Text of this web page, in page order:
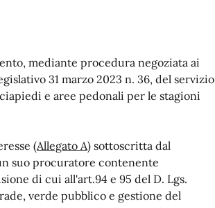
mediante procedura negoziata ai
31 marzo 2023 n. 36, del servizio
e aree pedonali per le stagioni
(Allegato A) sottoscritta dal
suo procuratore contenente
di cui all'art.94 e 95 del D. Lgs.
verde pubblico e gestione del